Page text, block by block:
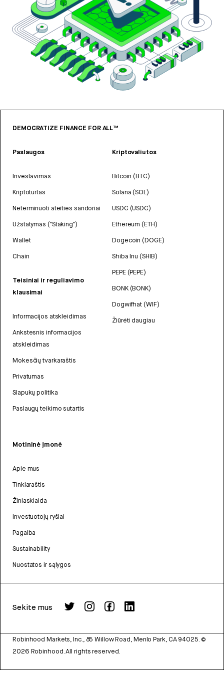
DEMOCRATIZE FINANCE FOR ALL™
Paslaugos
Investavimas
Kriptoturtas
Neterminuoti ateities sandoriai
Užstatymas ("Staking")
Wallet
Chain
Teisiniai ir reguliavimo
klausimai
Informacijos atskleidimas
Ankstesnis informacijos
atskleidimas
Mokesčių tvarkaraštis
Privatumas
Slapukų politika
Paslaugų teikimo sutartis
Kriptovaliutos
Bitcoin (BTC)
Solana (SOL)
USDC (USDC)
Ethereum (ETH)
Dogecoin (DOGE)
Shiba Inu (SHIB)
PEPE (PEPE)
BONK (BONK)
Dogwifhat (WIF)
Žiūrėti daugiau
Motininė įmonė
Apie mus
Tinklaraštis
Žiniasklaida
Investuotojų ryšiai
Pagalba
Sustainability
Nuostatos ir sąlygos
Sekite mus
Robinhood Markets, Inc., 85 Willow Road, Menlo Park, CA 94025. ©
2026 Robinhood. All rights reserved.